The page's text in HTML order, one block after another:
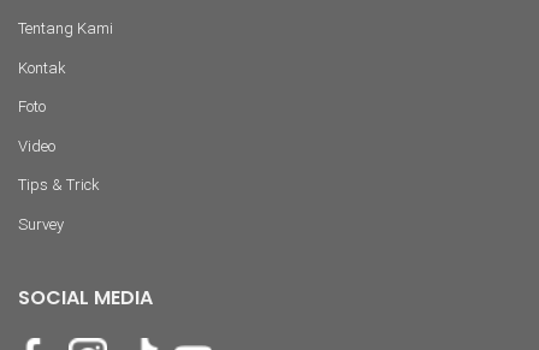
Tentang Kami
Kontak
Foto
Video
Tips & Trick
Survey
SOCIAL MEDIA